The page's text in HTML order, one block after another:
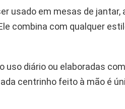
usado em mesas de jantar,
combina com qualquer
uso diário ou elaboradas
centrinho feito à mão é